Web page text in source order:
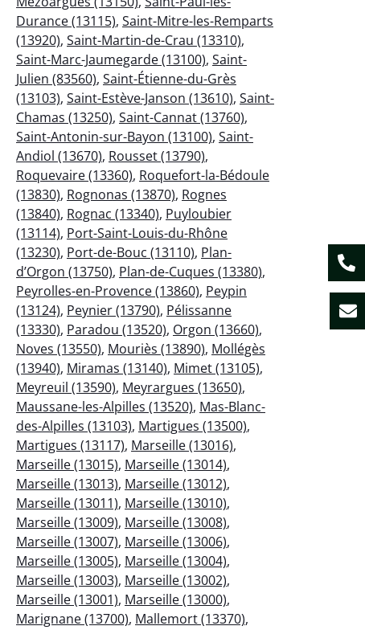
Durance (13115), Saint-Mitre-les-Remparts
(13920), Saint-Martin-de-Crau (13310),
Saint-Marc-Jaumegarde (13100), Saint-
Julien (83560), Saint-Étienne-du-Grès
(13103), Saint-Estève-Janson (13610), Saint-
Chamas (13250), Saint-Cannat (13760),
Saint-Antonin-sur-Bayon (13100), Saint-
Andiol (13670), Rousset (13790),
Roquevaire (13360), Roquefort-la-Bédoule
(13830), Rognonas (13870), Rognes
(13840), Rognac (13340), Puyloubier
(13114), Port-Saint-Louis-du-Rhône
(13230), Port-de-Bouc (13110), Plan-
d’Orgon (13750), Plan-de-Cuques (13380),
Peyrolles-en-Provence (13860), Peypin
(13124), Peynier (13790), Pélissanne
(13330), Paradou (13520), Orgon (13660),
Noves (13550), Mouriès (13890), Mollégès
(13940), Miramas (13140), Mimet (13105),
Meyreuil (13590), Meyrargues (13650),
Maussane-les-Alpilles (13520), Mas-Blanc-
des-Alpilles (13103), Martigues (13500),
Martigues (13117), Marseille (13016),
Marseille (13015), Marseille (13014),
Marseille (13013), Marseille (13012),
Marseille (13011), Marseille (13010),
Marseille (13009), Marseille (13008),
Marseille (13007), Marseille (13006),
Marseille (13005), Marseille (13004),
Marseille (13003), Marseille (13002),
Marseille (13001), Marseille (13000),
Marignane (13700), Mallemort (13370),